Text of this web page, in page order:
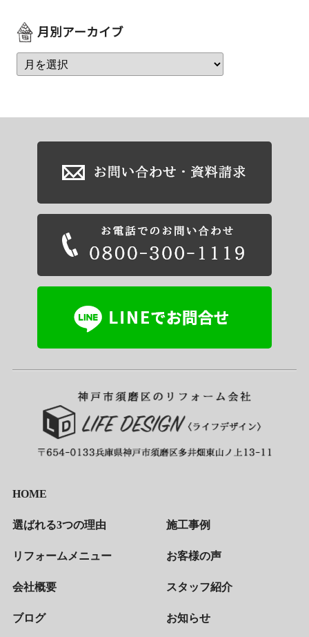
月別アーカイブ
HOME
選ばれる3つの理由 施工事例
リフォームメニュー お客様の声
会社概要 スタッフ紹介
ブログ お知らせ